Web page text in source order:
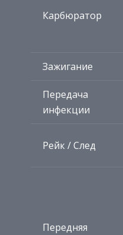
Карбюратор
Зажигание
Передача
инфекции
Рейк / След
Передняя